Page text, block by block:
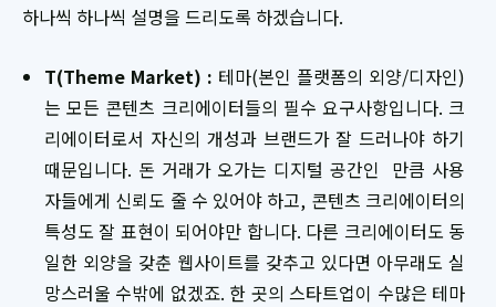
하나씩 하나씩 설명을 드리도록 하겠습니다.
T(Theme Market) : 테마(본인 플랫폼의 외양/디자인)
는 모든 콘텐츠 크리에이터들의 필수 요구사항입니다. 크
리에이터로서 자신의 개성과 브랜드가 잘 드러나야 하기
때문입니다. 돈 거래가 오가는 디지털 공간인 만큼 사용
자들에게 신뢰도 줄 수 있어야 하고, 콘텐츠 크리에이터의
특성도 잘 표현이 되어야만 합니다. 다른 크리에이터도 동
일한 외양을 갖춘 웹사이트를 갖추고 있다면 아무래도 실
망스러울 수밖에 없겠죠. 한 곳의 스타트업이 수많은 테마